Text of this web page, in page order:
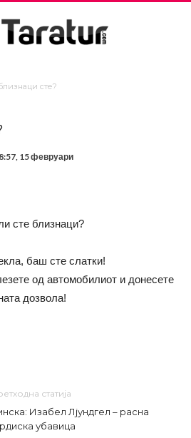
сте?
15 февруари
сте близнаци?
баш сте слатки!
од автомобилиот и донесете
дозвола!
статија
Изабел Лјундгел – расна
убавица